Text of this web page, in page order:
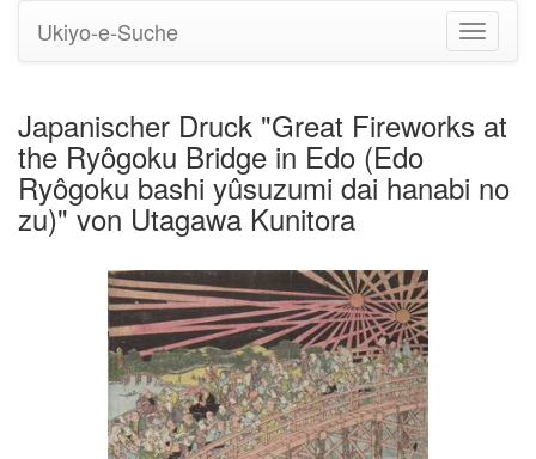
Ukiyo-e-Suche
Japanischer Druck "Great Fireworks at
the Ryôgoku Bridge in Edo (Edo
Ryôgoku bashi yûsuzumi dai hanabi no
zu)" von Utagawa Kunitora